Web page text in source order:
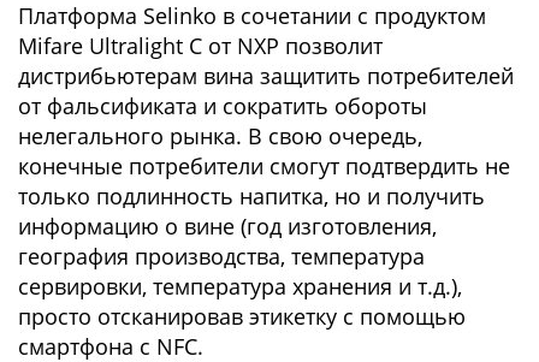
Платформа Selinko в сочетании с продуктом
Mifare Ultralight C от NXP позволит
дистрибьютерам вина защитить потребителей
от фальсификата и сократить обороты
нелегального рынка. В свою очередь,
конечные потребители смогут подтвердить не
только подлинность напитка, но и получить
информацию о вине (год изготовления,
география производства, температура
сервировки, температура хранения и т.д.),
просто отсканировав этикетку с помощью
смартфона с NFC.